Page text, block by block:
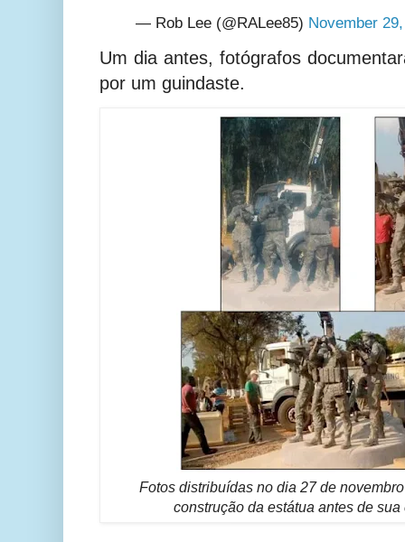
— Rob Lee (@RALee85) November
Um dia antes, fotógrafos
por um guindaste.
Fotos distribuídas no dia 27 de
construção da estátua antes de